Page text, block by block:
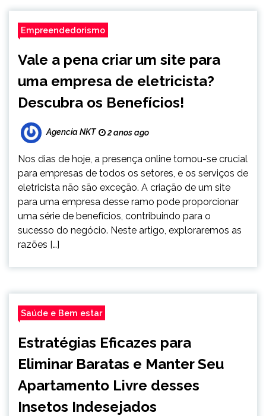
Empreendedorismo
Vale a pena criar um site para
uma empresa de eletricista?
Descubra os Benefícios!
Agencia NKT 2 anos ago
Nos dias de hoje, a presença online tornou-se crucial
para empresas de todos os setores, e os serviços de
eletricista não são exceção. A criação de um site
para uma empresa desse ramo pode proporcionar
uma série de benefícios, contribuindo para o
sucesso do negócio. Neste artigo, exploraremos as
razões […]
Saúde e Bem estar
Estratégias Eficazes para
Eliminar Baratas e Manter Seu
Apartamento Livre desses
Insetos Indesejados